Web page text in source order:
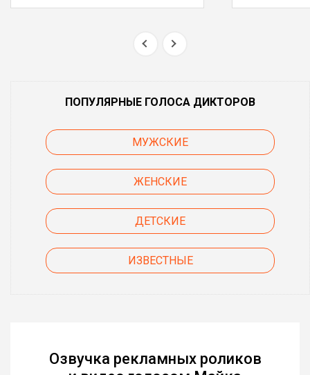
ПОПУЛЯРНЫЕ ГОЛОСА ДИКТОРОВ
МУЖСКИЕ
ЖЕНСКИЕ
ДЕТСКИЕ
ИЗВЕСТНЫЕ
Озвучка рекламных роликов